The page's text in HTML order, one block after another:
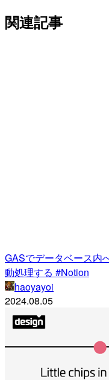
関連記事
GASでデータベース内
動処理する #Notion
haoyayoi
2024.08.05